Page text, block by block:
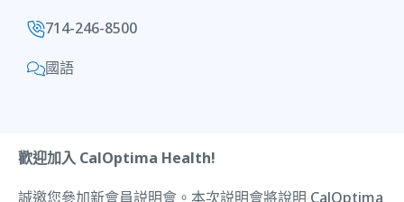
714-246-8500
國語
歡迎加入 CalOptima Health!
誠邀您參加新會員説明會。本次説明會將說明 CalOptima